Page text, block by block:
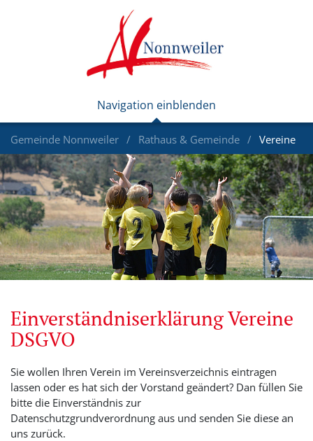
Gemeinde Nonnweiler Rathaus & Gemeinde Vereine
Einverständniserklärung Vereine
DSGVO
Sie wollen Ihren Verein im Vereinsverzeichnis eintragen
lassen oder es hat sich der Vorstand geändert? Dan füllen Sie
bitte die Einverständnis zur
Datenschutzgrundverordnung aus und senden Sie diese an
uns zurück.